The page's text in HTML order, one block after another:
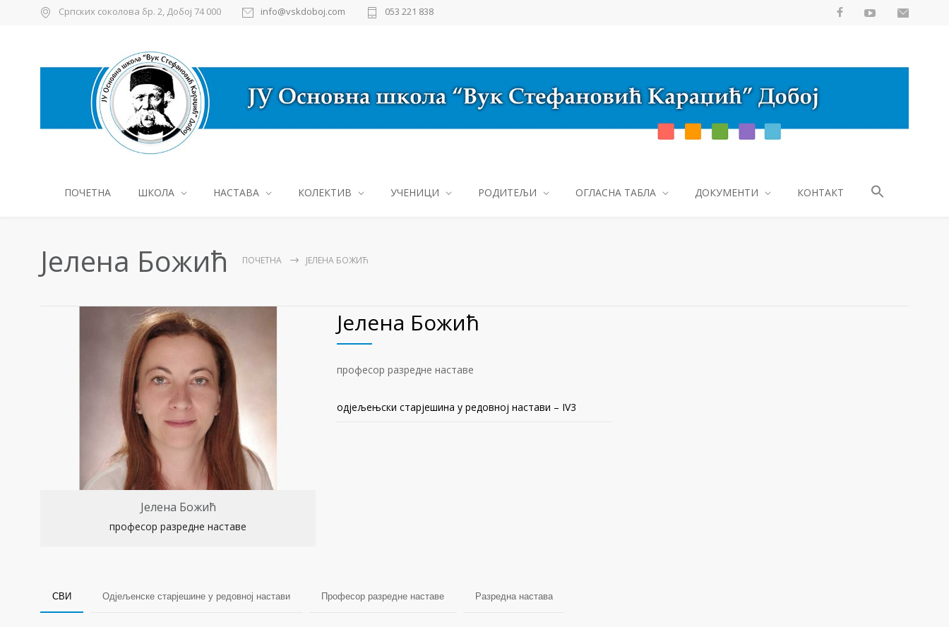
Српских соколова бр. 2, Добој 74 000 info@vskdoboj.com 053 221 838
ПОЧЕТНА ШКОЛА НАСТАВА КОЛЕКТИВ УЧЕНИЦИ РОДИТЕЉИ ОГЛАСНА ТАБЛА ДОКУМЕНТИ КОНТАКТ
Јелена Божић ПОЧЕТНА ЈЕЛЕНА БОЖИЋ
Јелена Божић
професор разредне наставе
Јелена Божић
професор разредне наставе
одјељењски старјешина у редовној настави – IV3
СВИ Одјељенске старјешине у редовној настави Професор разредне наставе Разредна настава